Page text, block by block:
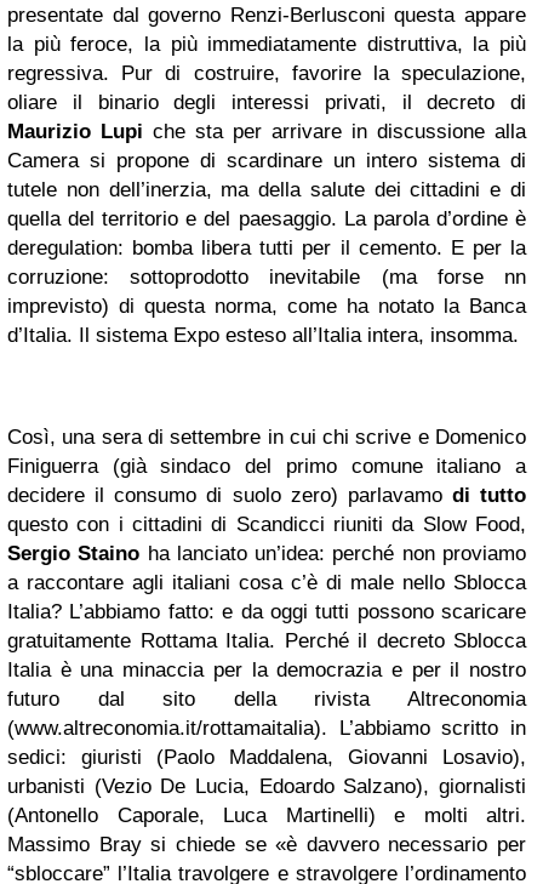
presentate dal governo Renzi-Berlusconi questa appare
la più feroce, la più immediatamente distruttiva, la più
regressiva. Pur di costruire, favorire la speculazione,
oliare il binario degli interessi privati, il decreto di
Maurizio Lupi che sta per arrivare in discussione alla
Camera si propone di scardinare un intero sistema di
tutele non dell’inerzia, ma della salute dei cittadini e di
quella del territorio e del paesaggio. La parola d’ordine è
deregulation: bomba libera tutti per il cemento. E per la
corruzione: sottoprodotto inevitabile (ma forse nn
imprevisto) di questa norma, come ha notato la Banca
d’Italia. Il sistema Expo esteso all’Italia intera, insomma.
Così, una sera di settembre in cui chi scrive e Domenico
Finiguerra (già sindaco del primo comune italiano a
decidere il consumo di suolo zero) parlavamo di tutto
questo con i cittadini di Scandicci riuniti da Slow Food,
Sergio Staino ha lanciato un’idea: perché non proviamo
a raccontare agli italiani cosa c’è di male nello Sblocca
Italia? L’abbiamo fatto: e da oggi tutti possono scaricare
gratuitamente Rottama Italia. Perché il decreto Sblocca
Italia è una minaccia per la democrazia e per il nostro
futuro dal sito della rivista Altreconomia
(www.altreconomia.it/rottamaitalia). L’abbiamo scritto in
sedici: giuristi (Paolo Maddalena, Giovanni Losavio),
urbanisti (Vezio De Lucia, Edoardo Salzano), giornalisti
(Antonello Caporale, Luca Martinelli) e molti altri.
Massimo Bray si chiede se «è davvero necessario per
“sbloccare” l’Italia travolgere e stravolgere l’ordinamento